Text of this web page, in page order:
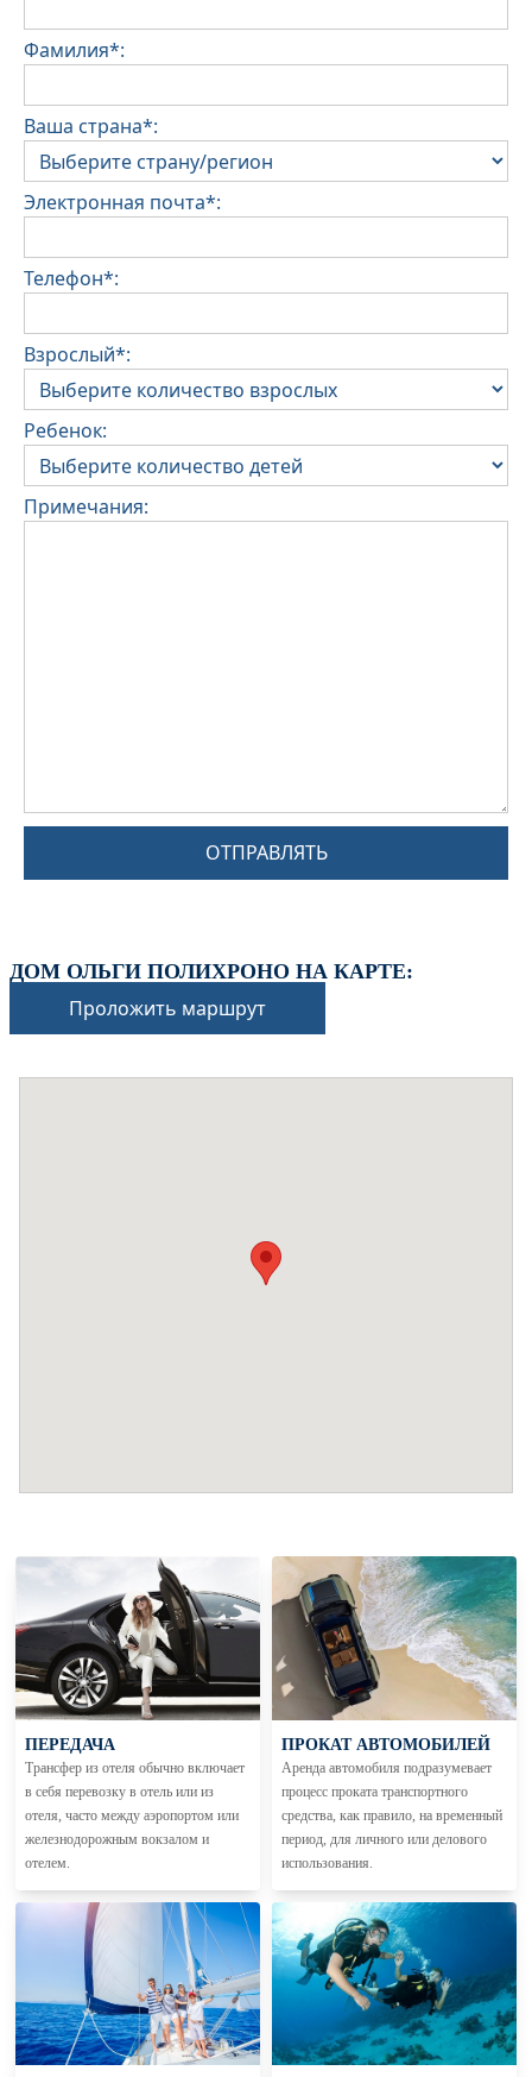
Фамилия*:
Ваша страна*:
Электронная почта*:
Телефон*:
Взрослый*:
Ребенок:
Примечания:
ОТПРАВЛЯТЬ
ДОМ ОЛЬГИ ПОЛИХРОНО НА КАРТЕ:
Проложить маршрут
ПЕРЕДАЧА
Трансфер из отеля обычно включает
в себя перевозку в отель или из
отеля, часто между аэропортом или
железнодорожным вокзалом и
отелем.
ПРОКАТ АВТОМОБИЛЕЙ
Аренда автомобиля подразумевает
процесс проката транспортного
средства, как правило, на временный
период, для личного или делового
использования.